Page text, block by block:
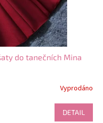
do tanečních Mina
Vyprodáno
DETAIL